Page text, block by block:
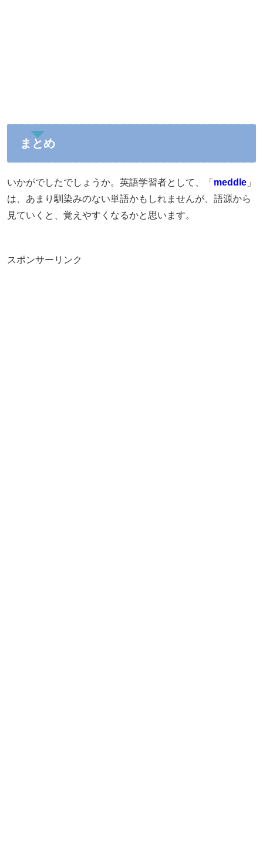
まとめ
いかがでしたでしょうか。英語学習者として、「 meddle 」
は、あまり馴染みのない単語かもしれませんが、語源から
見ていくと、覚えやすくなるかと思います。
スポンサーリンク